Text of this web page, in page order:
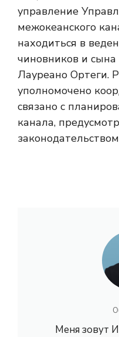
управление
межокеанского
находиться в
чиновников и
Лауреано Ортеги.
уполномочено
связано с
канала,
Меня зовут